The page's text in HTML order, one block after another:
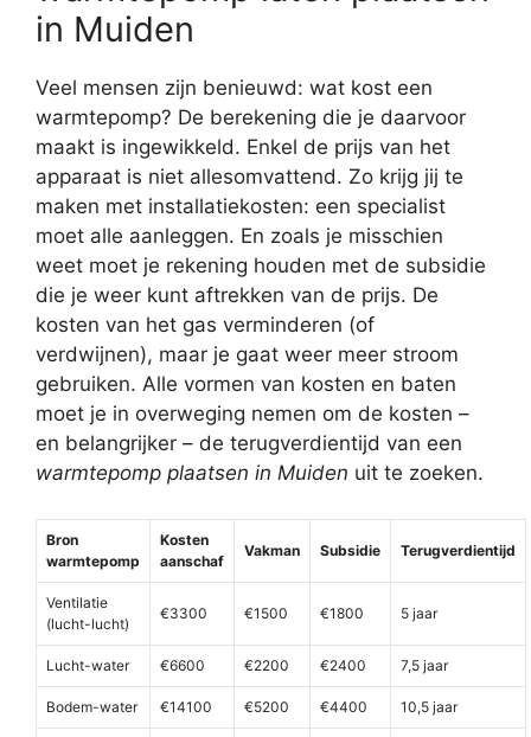
in Muiden
Veel mensen zijn benieuwd: wat kost een
warmtepomp? De berekening die je daarvoor
maakt is ingewikkeld. Enkel de prijs van het
apparaat is niet allesomvattend. Zo krijg jij te
maken met installatiekosten: een specialist
moet alle aanleggen. En zoals je misschien
weet moet je rekening houden met de subsidie
die je weer kunt aftrekken van de prijs. De
kosten van het gas verminderen (of
verdwijnen), maar je gaat weer meer stroom
gebruiken. Alle vormen van kosten en baten
moet je in overweging nemen om de kosten –
en belangrijker – de terugverdientijd van een
warmtepomp plaatsen in Muiden uit te zoeken.
Bron
warmtepomp
Kosten
aanschaf
Vakman Subsidie Terugverdientijd
Ventilatie
(lucht-lucht)
€3300 €1500 €1800 5 jaar
Lucht-water €6600 €2200 €2400 7,5 jaar
Bodem-water €14100 €5200 €4400 10,5 jaar